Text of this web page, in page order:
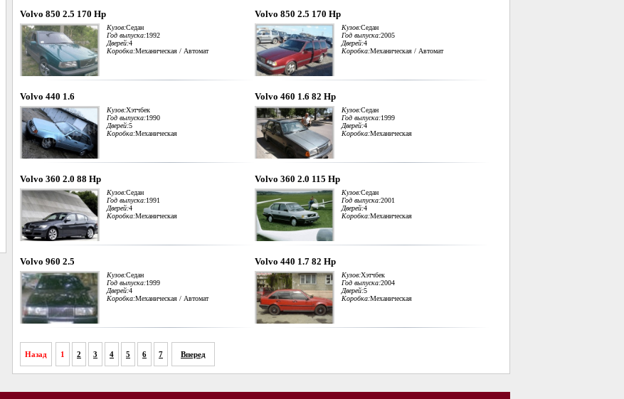
Volvo 850 2.5 170 Hp
Кузов:Седан
Год выпуска:1992
Дверей:4
Коробка:Механическая / Автомат
Volvo 850 2.5 170 Hp
Кузов:Седан
Год выпуска:2005
Дверей:4
Коробка:Механическая / Автомат
Volvo 440 1.6
Кузов:Хэтчбек
Год выпуска:1990
Дверей:5
Коробка:Механическая
Volvo 460 1.6 82 Hp
Кузов:Седан
Год выпуска:1999
Дверей:4
Коробка:Механическая
Volvo 360 2.0 88 Hp
Кузов:Седан
Год выпуска:1991
Дверей:4
Коробка:Механическая
Volvo 360 2.0 115 Hp
Кузов:Седан
Год выпуска:2001
Дверей:4
Коробка:Механическая
Volvo 960 2.5
Кузов:Седан
Год выпуска:1999
Дверей:4
Коробка:Механическая / Автомат
Volvo 440 1.7 82 Hp
Кузов:Хэтчбек
Год выпуска:2004
Дверей:5
Коробка:Механическая
Назад 1 2 3 4 5 6 7 Вперед